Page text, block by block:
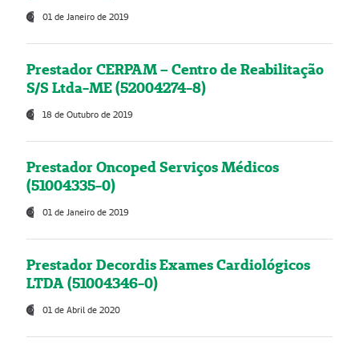
01 de Janeiro de 2019
Prestador CERPAM – Centro de Reabilitação
S/S Ltda-ME (52004274-8)
18 de Outubro de 2019
Prestador Oncoped Serviços Médicos
(51004335-0)
01 de Janeiro de 2019
Prestador Decordis Exames Cardiológicos
LTDA (51004346-0)
01 de Abril de 2020